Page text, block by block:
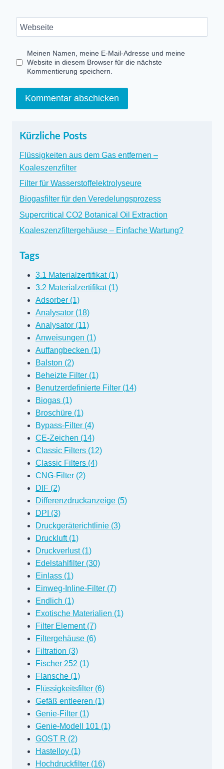
Webseite
Meinen Namen, meine E-Mail-Adresse und meine
Website in diesem Browser für die nächste
Kommentierung speichern.
Kürzliche Posts
Flüssigkeiten aus dem Gas entfernen –
Koaleszenzfilter
Filter für Wasserstoffelektrolyseure
Biogasfilter für den Veredelungsprozess
Supercritical CO2 Botanical Oil Extraction
Koaleszenzfiltergehäuse – Einfache Wartung?
Tags
3.1 Materialzertifikat (1)
3.2 Materialzertifikat (1)
Adsorber (1)
Analysator (18)
Analysator (11)
Anweisungen (1)
Auffangbecken (1)
Balston (2)
Beheizte Filter (1)
Benutzerdefinierte Filter (14)
Biogas (1)
Broschüre (1)
Bypass-Filter (4)
CE-Zeichen (14)
Classic Filters (12)
Classic Filters (4)
CNG-Filter (2)
DIF (2)
Differenzdruckanzeige (5)
DPI (3)
Druckgeräterichtlinie (3)
Druckluft (1)
Druckverlust (1)
Edelstahlfilter (30)
Einlass (1)
Einweg-Inline-Filter (7)
Endlich (1)
Exotische Materialien (1)
Filter Element (7)
Filtergehäuse (6)
Filtration (3)
Fischer 252 (1)
Flansche (1)
Flüssigkeitsfilter (6)
Gefäß entleeren (1)
Genie-Filter (1)
Genie-Modell 101 (1)
GOST R (2)
Hastelloy (1)
Hochdruckfilter (16)